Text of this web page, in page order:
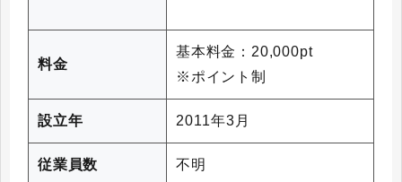
料金
基本料金：20,000pt
※ポイント制
設立年 2011年3月
従業員数 不明